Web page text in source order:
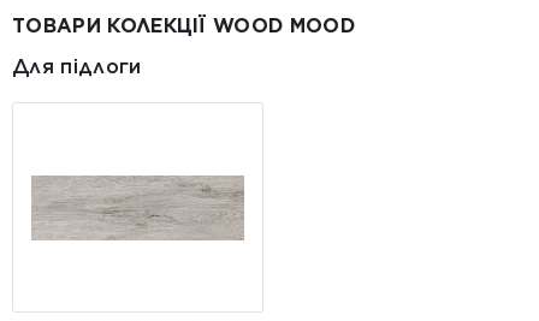
ТОВАРИ КОЛЕКЦІЇ WOOD MOOD
Для підлоги